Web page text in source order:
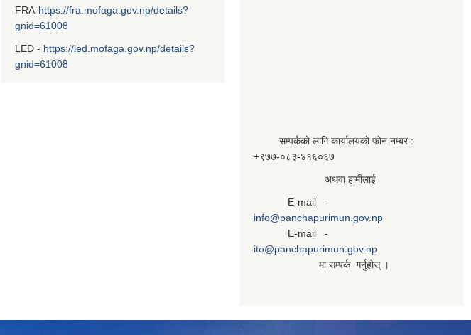
FRA-https://fra.mofaga.gov.np/details?
gnid=61008
LED - https://led.mofaga.gov.np/details?
gnid=61008
सम्पर्कको लागि कार्यालयको फोन नम्बर :
+९७७-०८३‍-४१६०६७
अथवा हामीलाई
E-mail -
info@panchapurimun.gov.np
E-mail -
ito@panchapurimun.gov.np
मा सम्पर्क गर्नुहोस् ।